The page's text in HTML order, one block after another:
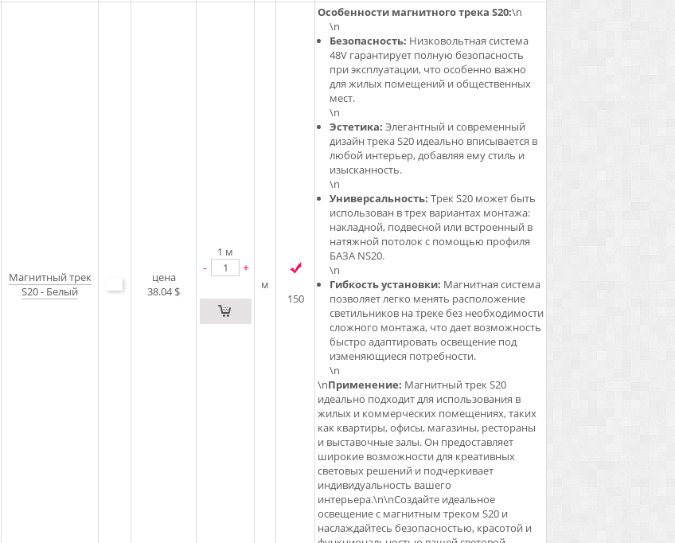
Магнитный трек
S20 - Белый
цена
38.04 $
1 м
- +
м
150
Особенности магнитного трека S20:\n
\n
Безопасность: Низковольтная система
48V гарантирует полную безопасность
при эксплуатации, что особенно важно
для жилых помещений и общественных
мест.
\n
Эстетика: Элегантный и современный
дизайн трека S20 идеально вписывается в
любой интерьер, добавляя ему стиль и
изысканность.
\n
Универсальность: Трек S20 может быть
использован в трех вариантах монтажа:
накладной, подвесной или встроенный в
натяжной потолок с помощью профиля
БАЗА NS20.
\n
Гибкость установки: Магнитная система
позволяет легко менять расположение
светильников на треке без необходимости
сложного монтажа, что дает возможность
быстро адаптировать освещение под
изменяющиеся потребности.
\n
\nПрименение: Магнитный трек S20
идеально подходит для использования в
жилых и коммерческих помещениях, таких
как квартиры, офисы, магазины, рестораны
и выставочные залы. Он предоставляет
широкие возможности для креативных
световых решений и подчеркивает
индивидуальность вашего
интерьера.\n\nСоздайте идеальное
освещение с магнитным треком S20 и
наслаждайтесь безопасностью, красотой и